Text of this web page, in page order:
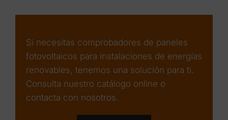
Si necesitas comprobadores de paneles
fotovoltaicos para instalaciones de energías
renovables, tenemos una solución para ti.
Consulta nuestro catálogo online o
contacta con nosotros.